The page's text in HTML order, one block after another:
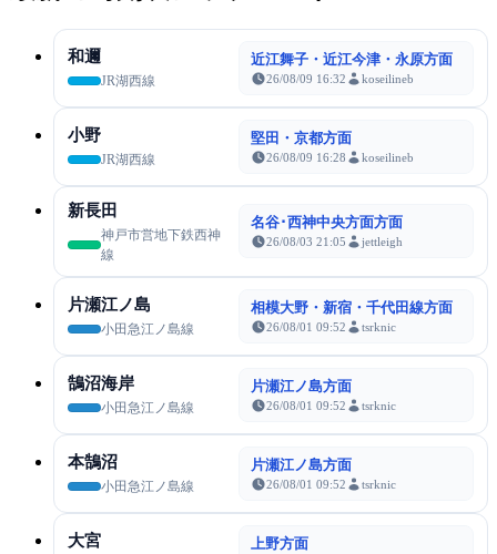
和邇
JR湖西線
近江舞子・近江今津・永原方面
26/08/09 16:32 koseilineb
小野
JR湖西線
堅田・京都方面
26/08/09 16:28 koseilineb
新長田
神戸市営地下鉄西神
線
名谷･西神中央方面方面
26/08/03 21:05 jettleigh
片瀬江ノ島
小田急江ノ島線
相模大野・新宿・千代田線方面
26/08/01 09:52 tsrknic
鵠沼海岸
小田急江ノ島線
片瀬江ノ島方面
26/08/01 09:52 tsrknic
本鵠沼
小田急江ノ島線
片瀬江ノ島方面
26/08/01 09:52 tsrknic
大宮 上野方面